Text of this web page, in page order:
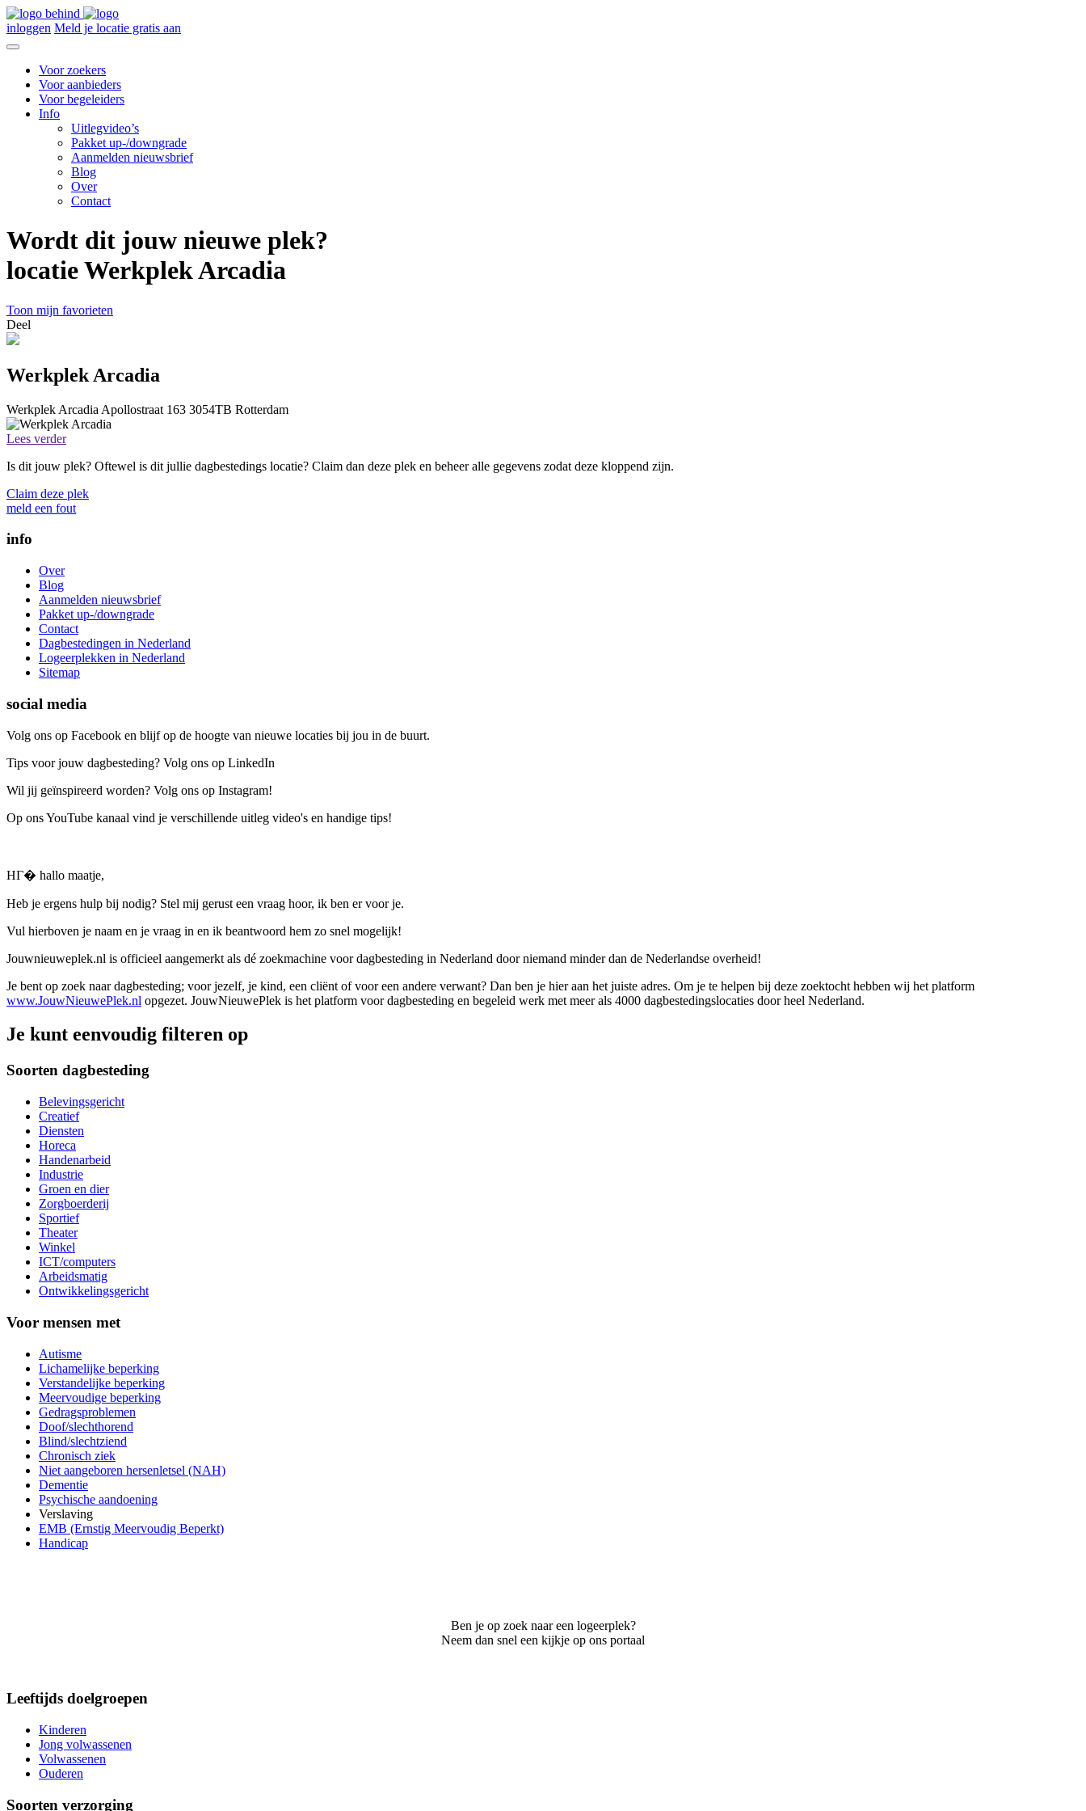
inloggen Meld je locatie gratis aan
Voor zoekers
Voor aanbieders
Voor begeleiders
Info
Uitlegvideo’s
Pakket up-/downgrade
Aanmelden nieuwsbrief
Blog
Over
Contact
Wordt dit jouw nieuwe plek?
locatie Werkplek Arcadia
Toon mijn favorieten
Deel
Werkplek Arcadia
Werkplek Arcadia Apollostraat 163 3054TB Rotterdam
Lees verder
Is dit jouw plek? Oftewel is dit jullie dagbestedings locatie? Claim dan deze plek en beheer alle gegevens zodat deze kloppend zijn.
Claim deze plek
meld een fout
info
Over
Blog
Aanmelden nieuwsbrief
Pakket up-/downgrade
Contact
Dagbestedingen in Nederland
Logeerplekken in Nederland
Sitemap
social media
Volg ons op Facebook en blijf op de hoogte van nieuwe locaties bij jou in de buurt.
Tips voor jouw dagbesteding? Volg ons op LinkedIn
Wil jij geïnspireerd worden? Volg ons op Instagram!
Op ons YouTube kanaal vind je verschillende uitleg video's en handige tips!
HГ� hallo maatje,
Heb je ergens hulp bij nodig? Stel mij gerust een vraag hoor, ik ben er voor je.
Vul hierboven je naam en je vraag in en ik beantwoord hem zo snel mogelijk!
Jouwnieuweplek.nl is officieel aangemerkt als dé zoekmachine voor dagbesteding in Nederland door niemand minder dan de Nederlandse overheid!
Je bent op zoek naar dagbesteding; voor jezelf, je kind, een cliënt of voor een andere verwant? Dan ben je hier aan het juiste adres. Om je te helpen bij deze zoektocht hebben wij het platform
www.JouwNieuwePlek.nl opgezet. JouwNieuwePlek is het platform voor dagbesteding en begeleid werk met meer als 4000 dagbestedingslocaties door heel Nederland.
Je kunt eenvoudig filteren op
Soorten dagbesteding
Belevingsgericht
Creatief
Diensten
Horeca
Handenarbeid
Industrie
Groen en dier
Zorgboerderij
Sportief
Theater
Winkel
ICT/computers
Arbeidsmatig
Ontwikkelingsgericht
Voor mensen met
Autisme
Lichamelijke beperking
Verstandelijke beperking
Meervoudige beperking
Gedragsproblemen
Doof/slechthorend
Blind/slechtziend
Chronisch ziek
Niet aangeboren hersenletsel (NAH)
Dementie
Psychische aandoening
Verslaving
EMB (Ernstig Meervoudig Beperkt)
Handicap
Ben je op zoek naar een logeerplek?
Neem dan snel een kijkje op ons portaal
Leeftijds doelgroepen
Kinderen
Jong volwassenen
Volwassenen
Ouderen
Soorten verzorging